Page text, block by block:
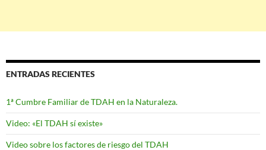
ENTRADAS RECIENTES
1ª Cumbre Familiar de TDAH en la Naturaleza.
Video: «El TDAH sí existe»
Video sobre los factores de riesgo del TDAH